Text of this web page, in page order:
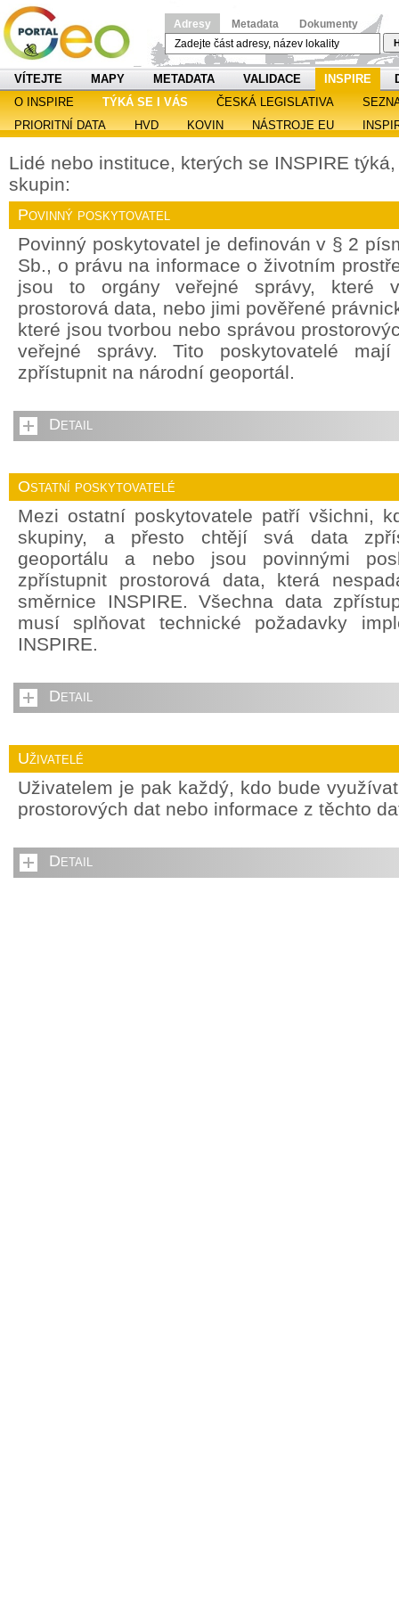
Adresy Metadata Dokumenty
VÍTEJTE MAPY METADATA VALIDACE INSPIRE
O INSPIRE
TÝKÁ SE I VÁS ČESKÁ LEGISLATIVA
PRIORITNÍ DATA
HVD KOVIN NÁSTROJE EU
Lidé nebo instituce, kterých se INSPIRE
skupin:
Povinný poskytovatel
Povinný poskytovatel je definován v § 2
Sb., o právu na informace o životním
jsou to orgány veřejné správy, které
prostorová data, nebo jimi pověřené
které jsou tvorbou nebo správou
veřejné správy. Tito poskytovatelé
zpřístupnit na národní geoportál.
Detail
Ostatní poskytovatelé
Mezi ostatní poskytovatele patří všichni,
skupiny, a přesto chtějí svá data
geoportálu a nebo jsou povinnými
zpřístupnit prostorová data, která
směrnice INSPIRE. Všechna data
musí splňovat technické požadavky
INSPIRE.
Detail
Uživatelé
Uživatelem je pak každý, kdo bude
prostorových dat nebo informace z těchto
Detail